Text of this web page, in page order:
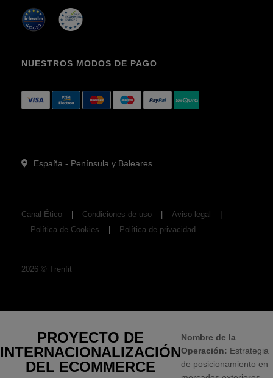
NUESTROS MODOS DE PAGO
España - Península y Baleares
Canal Ético Condiciones de uso
Aviso legal
Política de Cookies
Política de privacidad
2026 © Trenfit
PROYECTO DE
INTERNACIONALIZACIÓN
DEL ECOMMERCE
Nombre de la
Operación: Estrategia
de posicionamiento en